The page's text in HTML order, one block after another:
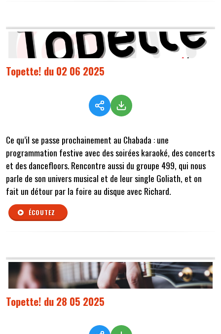
Topette! du 02 06 2025
Ce qu’il se passe prochainement au Chabada : une
programmation festive avec des soirées karaoké, des concerts
et des dancefloors. Rencontre aussi du groupe 499, qui nous
parle de son univers musical et de leur single Goliath, et on
fait un détour par la foire au disque avec Richard.
ÉCOUTEZ
Topette! du 28 05 2025